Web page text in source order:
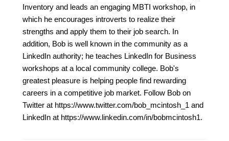
Inventory and leads an engaging MBTI workshop, in
which he encourages introverts to realize their
strengths and apply them to their job search. In
addition, Bob is well known in the community as a
LinkedIn authority; he teaches LinkedIn for Business
workshops at a local community college. Bob's
greatest pleasure is helping people find rewarding
careers in a competitive job market. Follow Bob on
Twitter at https://www.twitter.com/bob_mcintosh_1 and
LinkedIn at https://www.linkedin.com/in/bobmcintosh1.